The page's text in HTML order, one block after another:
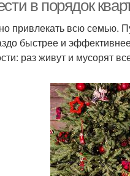
в порядок
привлекать всю семью.
быстрее и
раз живут и мусорят